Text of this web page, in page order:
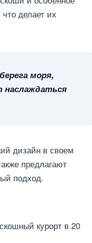
делает их
моря,
наслаждаться
дизайн в своем
предлагают
подход.
курорт в 20